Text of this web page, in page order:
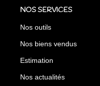
NOS SERVICES
Nos outils
Nos biens vendus
Estimation
Nos actualités